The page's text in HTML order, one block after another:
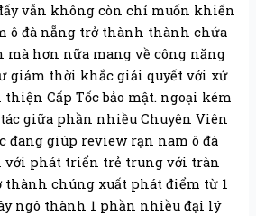
vẫn không còn chỉ muốn khiến
ô đà nẵng trở thành thành chứa
mà hơn nữa mang về công năng
giảm thời khắc giải quyết với xử
Cấp Tốc bảo mật. ngoại kém
giữa phần nhiều Chuyên Viên
giúp review rạn nam ô đà
với phát triển trẻ trung với tràn
thành chúng xuất phát điểm từ 1
ngô thành 1 phần nhiều đại lý